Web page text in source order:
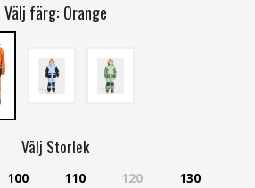
Välj färg: Orange
Välj Storlek
100 110 120
130